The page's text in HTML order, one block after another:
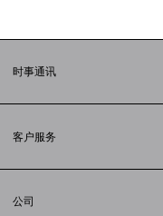
时事通讯
客户服务
配送方式
公司